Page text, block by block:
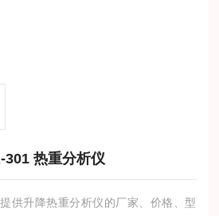
301 热重分析仪
供升降热重分析仪的厂家、价格、型